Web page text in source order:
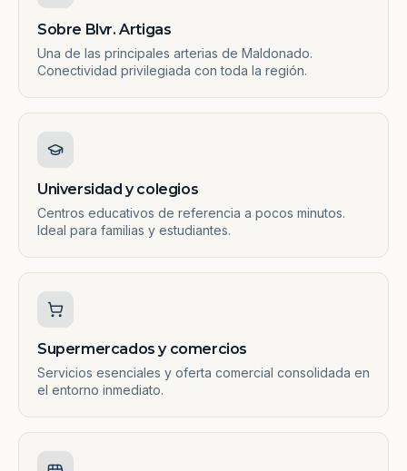
Sobre Blvr. Artigas
Una de las principales arterias de Maldonado.
Conectividad privilegiada con toda la región.
Universidad y colegios
Centros educativos de referencia a pocos minutos.
Ideal para familias y estudiantes.
Supermercados y comercios
Servicios esenciales y oferta comercial consolidada en
el entorno inmediato.